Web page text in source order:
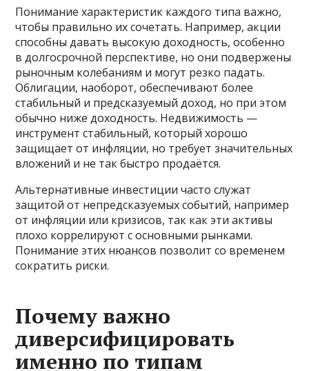
Понимание характеристик каждого типа важно,
чтобы правильно их сочетать. Например, акции
способны давать высокую доходность, особенно
в долгосрочной перспективе, но они подвержены
рыночным колебаниям и могут резко падать.
Облигации, наоборот, обеспечивают более
стабильный и предсказуемый доход, но при этом
обычно ниже доходность. Недвижимость —
инструмент стабильный, который хорошо
защищает от инфляции, но требует значительных
вложений и не так быстро продаётся.
Альтернативные инвестиции часто служат
защитой от непредсказуемых событий, например
от инфляции или кризисов, так как эти активы
плохо коррелируют с основными рынками.
Понимание этих нюансов позволит со временем
сократить риски.
Почему важно
диверсифицировать
именно по типам